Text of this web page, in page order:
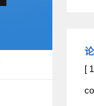
[